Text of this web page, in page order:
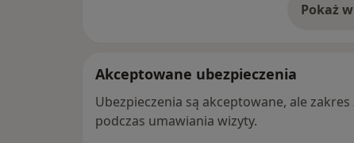
Pokażo
Akceptowane ubezpieczenia
Ubezpieczenia są akceptowane, ale
podczas umawiania wizyty.